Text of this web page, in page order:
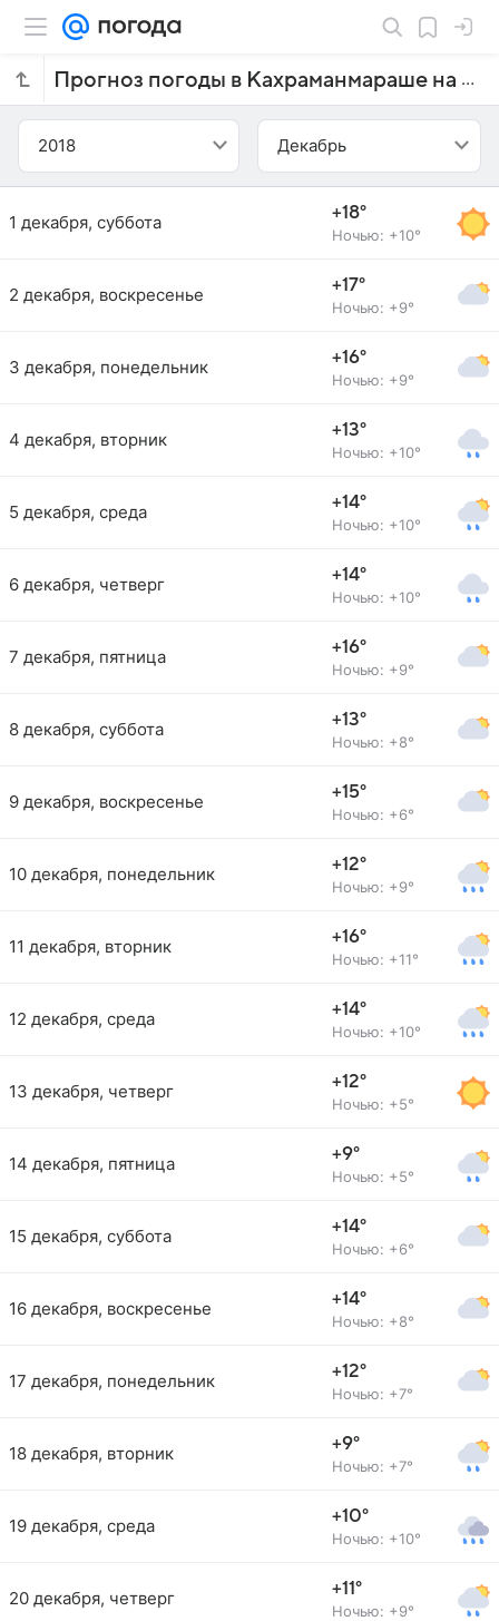
Прогноз погоды в Кахраманмараше на декабрь 2018 года
2018 Декабрь
1 декабря, суббота +18°
Ночью: +10°
2 декабря, воскресенье +17°
Ночью: +9°
3 декабря, понедельник +16°
Ночью: +9°
4 декабря, вторник +13°
Ночью: +10°
5 декабря, среда +14°
Ночью: +10°
6 декабря, четверг +14°
Ночью: +10°
7 декабря, пятница +16°
Ночью: +9°
8 декабря, суббота +13°
Ночью: +8°
9 декабря, воскресенье +15°
Ночью: +6°
10 декабря, понедельник +12°
Ночью: +9°
11 декабря, вторник +16°
Ночью: +11°
12 декабря, среда +14°
Ночью: +10°
13 декабря, четверг +12°
Ночью: +5°
14 декабря, пятница +9°
Ночью: +5°
15 декабря, суббота +14°
Ночью: +6°
16 декабря, воскресенье +14°
Ночью: +8°
17 декабря, понедельник +12°
Ночью: +7°
18 декабря, вторник +9°
Ночью: +7°
19 декабря, среда +10°
Ночью: +10°
20 декабря, четверг +11°
Ночью: +9°